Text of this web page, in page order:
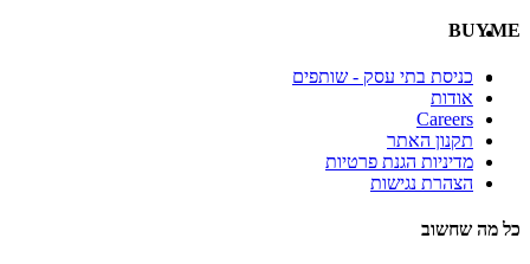
BUYME
כניסת בתי עסק - שותפים
אודות
Careers
תקנון האתר
מדיניות הגנת פרטיות
הצהרת נגישות
כל מה שחשוב